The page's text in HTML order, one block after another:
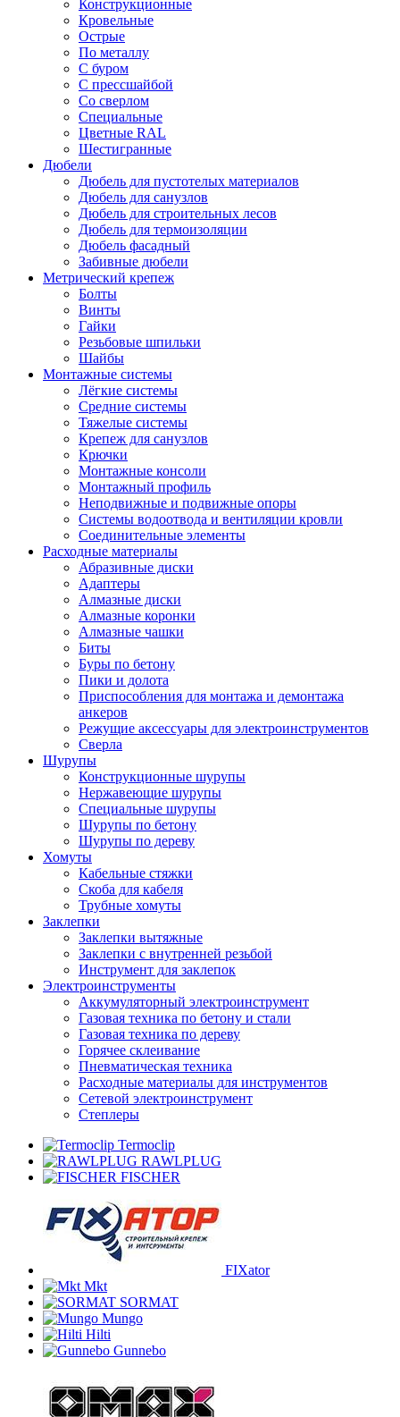
Конструкционные
Кровельные
Острые
По металлу
С буром
С прессшайбой
Со сверлом
Специальные
Цветные RAL
Шестигранные
Дюбели
Дюбель для пустотелых материалов
Дюбель для санузлов
Дюбель для строительных лесов
Дюбель для термоизоляции
Дюбель фасадный
Забивные дюбели
Метрический крепеж
Болты
Винты
Гайки
Резьбовые шпильки
Шайбы
Монтажные системы
Лёгкие системы
Средние системы
Тяжелые системы
Крепеж для санузлов
Крючки
Монтажные консоли
Монтажный профиль
Неподвижные и подвижные опоры
Системы водоотвода и вентиляции кровли
Соединительные элементы
Расходные материалы
Абразивные диски
Адаптеры
Алмазные диски
Алмазные коронки
Алмазные чашки
Биты
Буры по бетону
Пики и долота
Приспособления для монтажа и демонтажа
анкеров
Режущие аксессуары для электроинструментов
Сверла
Шурупы
Конструкционные шурупы
Нержавеющие шурупы
Специальные шурупы
Шурупы по бетону
Шурупы по дереву
Хомуты
Кабельные стяжки
Скоба для кабеля
Трубные хомуты
Заклепки
Заклепки вытяжные
Заклепки с внутренней резьбой
Инструмент для заклепок
Электроинструменты
Аккумуляторный электроинструмент
Газовая техника по бетону и стали
Газовая техника по дереву
Горячее склеивание
Пневматическая техника
Расходные материалы для инструментов
Сетевой электроинструмент
Степлеры
Termoclip
RAWLPLUG
FISCHER
FIXator
Mkt
SORMAT
Mungo
Hilti
Gunnebo